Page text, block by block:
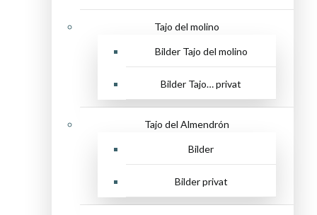
Tajo del molino
Bilder Tajo del molino
Bilder Tajo… privat
Tajo del Almendrón
Bilder
Bilder privat